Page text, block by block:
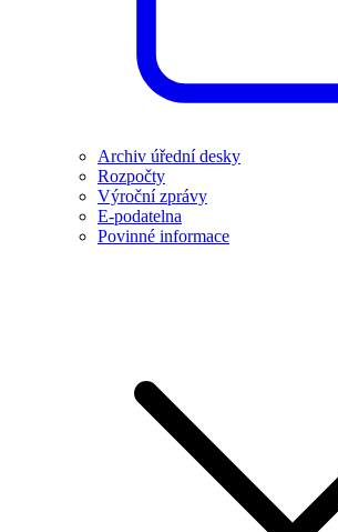
Archiv úřední desky
Rozpočty
Výroční zprávy
E-podatelna
Povinné informace